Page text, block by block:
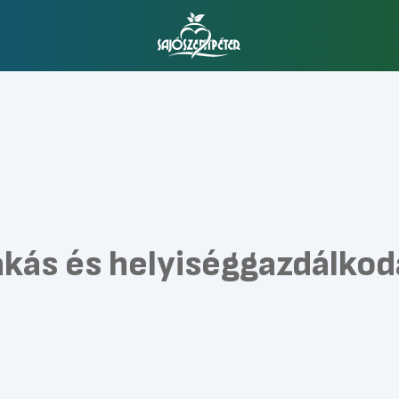
és